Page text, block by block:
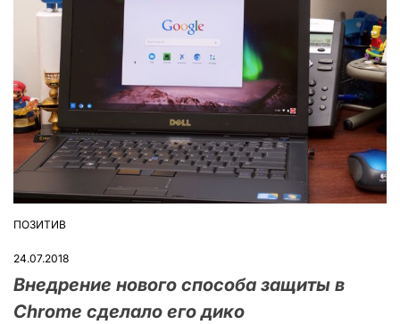
ОПУБЛІКУВАТИ
ПОЗИТИВ
24.07.2018
Внедрение нового способа защиты в
Chrome сделало его дико